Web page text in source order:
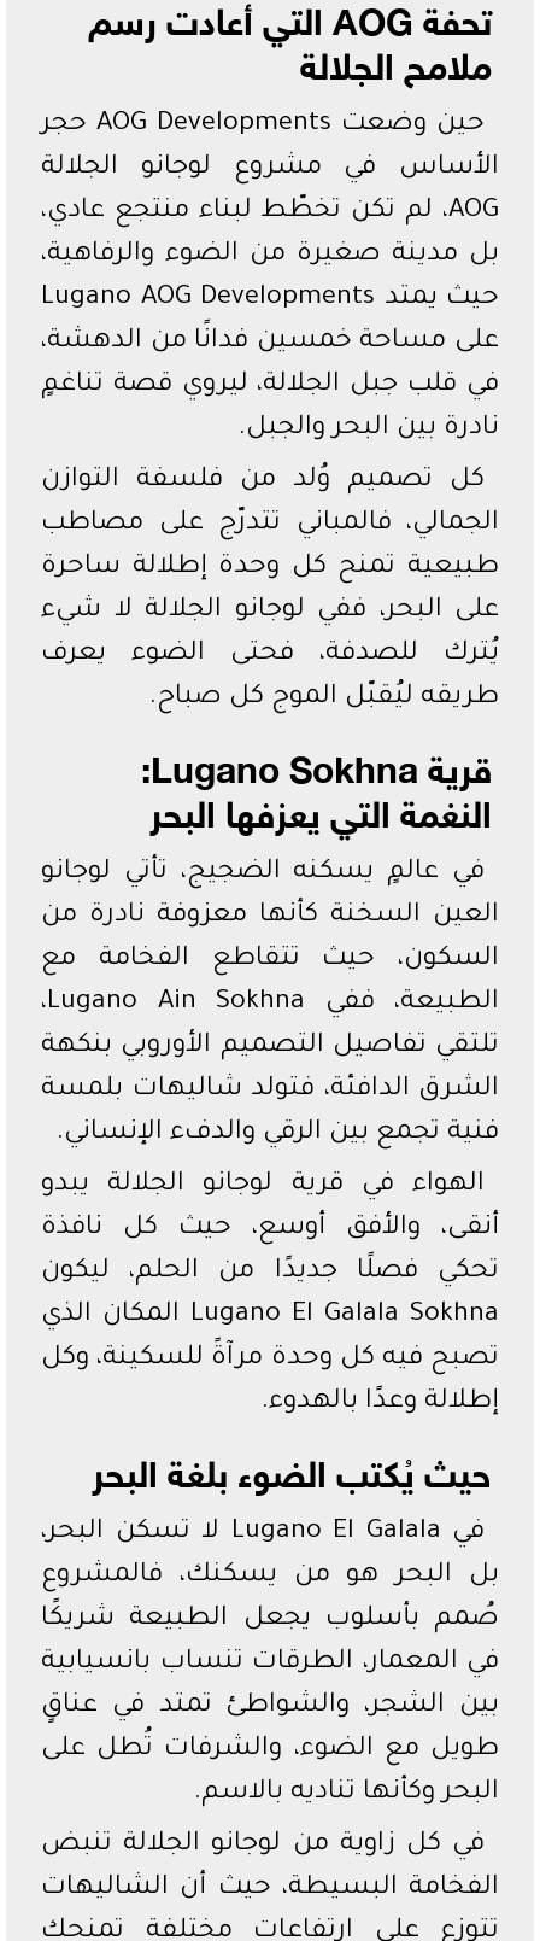
تحفة AOG التي أعادت رسم
ملامح الجلالة
حين وضعت AOG Developments حجر
الأساس في مشروع لوجانو الجلالة
AOG، لم تكن تخطّط لبناء منتجع عادي،
بل مدينة صغيرة من الضوء والرفاهية،
حيث يمتد Lugano AOG Developments
على مساحة خمسين فدانًا من الدهشة،
في قلب جبل الجلالة، ليروي قصة تناغمٍ
نادرة بين البحر والجبل.
كل تصميم وُلد من فلسفة التوازن
الجمالي، فالمباني تتدرّج على مصاطب
طبيعية تمنح كل وحدة إطلالة ساحرة
على البحر، ففي لوجانو الجلالة لا شيء
يُترك للصدفة، فحتى الضوء يعرف
طريقه ليُقبّل الموج كل صباح.
قرية Lugano Sokhna:
النغمة التي يعزفها البحر
في عالمٍ يسكنه الضجيج، تأتي لوجانو
العين السخنة كأنها معزوفة نادرة من
السكون، حيث تتقاطع الفخامة مع
الطبيعة، ففي Lugano Ain Sokhna،
تلتقي تفاصيل التصميم الأوروبي بنكهة
الشرق الدافئة، فتولد شاليهات بلمسة
فنية تجمع بين الرقي والدفء الإنساني.
الهواء في قرية لوجانو الجلالة يبدو
أنقى، والأفق أوسع، حيث كل نافذة
تحكي فصلًا جديدًا من الحلم، ليكون
Lugano El Galala Sokhna المكان الذي
تصبح فيه كل وحدة مرآةً للسكينة، وكل
إطلالة وعدًا بالهدوء.
حيث يُكتب الضوء بلغة البحر
في Lugano El Galala لا تسكن البحر،
بل البحر هو من يسكنك، فالمشروع
صُمم بأسلوب يجعل الطبيعة شريكًا
في المعمار، الطرقات تنساب بانسيابية
بين الشجر، والشواطئ تمتد في عناقٍ
طويل مع الضوء، والشرفات تُطل على
البحر وكأنها تناديه بالاسم.
في كل زاوية من لوجانو الجلالة تنبض
الفخامة البسيطة، حيث أن الشاليهات
تتوزع على ارتفاعات مختلفة تمنحك